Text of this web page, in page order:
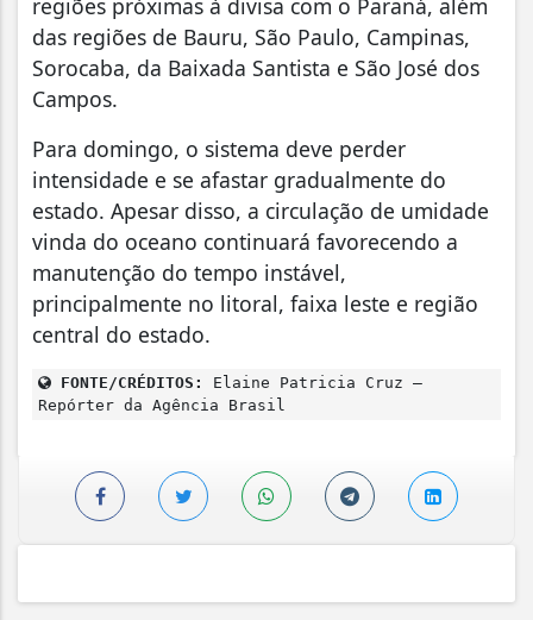
regiões próximas à divisa com o Paraná, além
das regiões de Bauru, São Paulo, Campinas,
Sorocaba, da Baixada Santista e São José dos
Campos.
Para domingo, o sistema deve perder
intensidade e se afastar gradualmente do
estado. Apesar disso, a circulação de umidade
vinda do oceano continuará favorecendo a
manutenção do tempo instável,
principalmente no litoral, faixa leste e região
central do estado.
FONTE/CRÉDITOS:
Elaine Patricia Cruz –
Repórter da Agência Brasil